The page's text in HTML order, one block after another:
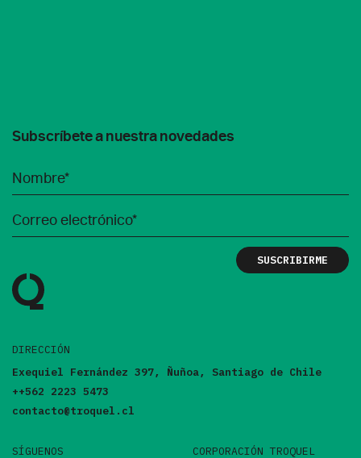
Subscríbete a nuestra novedades
DIRECCIÓN
Exequiel Fernández 397, Ñuñoa, Santiago de Chile
++562 2223 5473
contacto@troquel.cl
SÍGUENOS
CORPORACIÓN TROQUEL